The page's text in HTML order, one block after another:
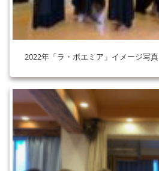
2022年「ラ・ボエミア」イメージ写真